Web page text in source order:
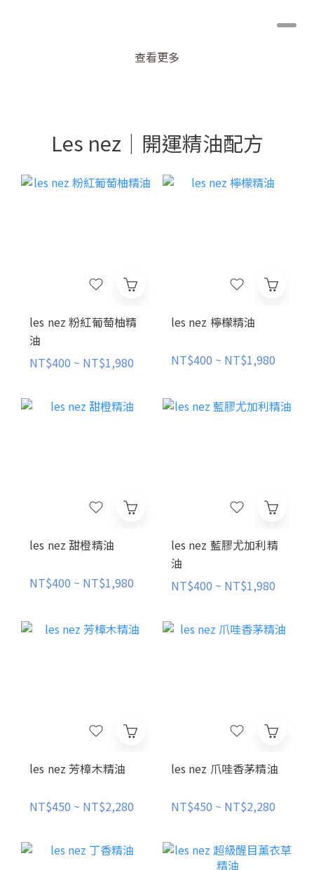
查看更多
Les nez｜開運精油配方
les nez 粉紅葡萄柚精
油
NT$400 ~ NT$1,980
les nez 檸檬精油
NT$400 ~ NT$1,980
les nez 甜橙精油
NT$400 ~ NT$1,980
les nez 藍膠尤加利精
油
NT$400 ~ NT$1,980
les nez 芳樟木精油
NT$450 ~ NT$2,280
les nez 爪哇香茅精油
NT$450 ~ NT$2,280